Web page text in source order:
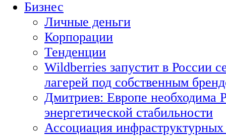
Бизнес
Личные деньги
Корпорации
Тенденции
Wildberries запустит в России
лагерей под собственным
Дмитриев: Европе необходима
энергетической стабильности
Ассоциация